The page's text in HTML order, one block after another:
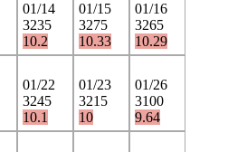
01/14
3235
10.2
01/15
3275
10.33
01/16
3265
10.29
01/22
3245
10.1
01/23
3215
10
01/26
3100
9.64